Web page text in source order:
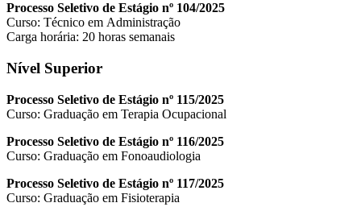
Processo Seletivo de Estágio nº 104/2025
Curso: Técnico em Administração
Carga horária: 20 horas semanais
Nível Superior
Processo Seletivo de Estágio nº 115/2025
Curso: Graduação em Terapia Ocupacional
Processo Seletivo de Estágio nº 116/2025
Curso: Graduação em Fonoaudiologia
Processo Seletivo de Estágio nº 117/2025
Curso: Graduação em Fisioterapia